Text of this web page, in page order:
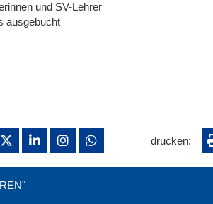
und SV-Lehrer
ausgebucht
drucken: